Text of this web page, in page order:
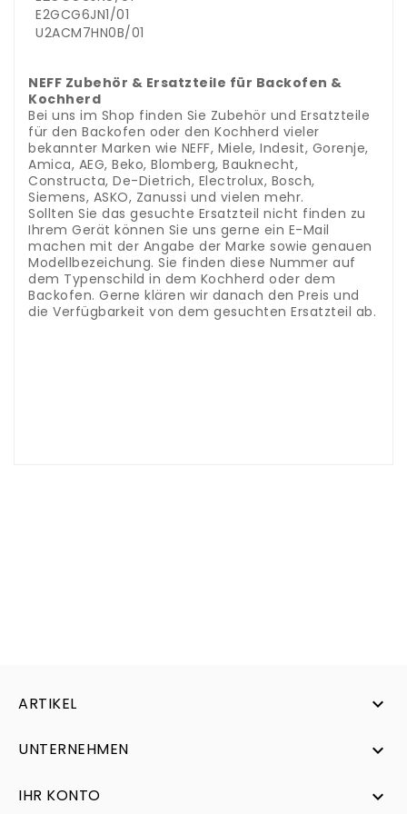
E2GCG6JN1/01
U2ACM7HN0B/01
NEFF Zubehör & Ersatzteile für Backofen &
Kochherd
Bei uns im Shop finden Sie Zubehör und Ersatzteile
für den Backofen oder den Kochherd vieler
bekannter Marken wie NEFF, Miele, Indesit, Gorenje,
Amica, AEG, Beko, Blomberg, Bauknecht,
Constructa, De-Dietrich, Electrolux, Bosch,
Siemens, ASKO, Zanussi und vielen mehr.
Sollten Sie das gesuchte Ersatzteil nicht finden zu
Ihrem Gerät können Sie uns gerne ein E-Mail
machen mit der Angabe der Marke sowie genauen
Modellbezeichung. Sie finden diese Nummer auf
dem Typenschild in dem Kochherd oder dem
Backofen. Gerne klären wir danach den Preis und
die Verfügbarkeit von dem gesuchten Ersatzteil ab.
ARTIKEL 
UNTERNEHMEN 
IHR KONTO 